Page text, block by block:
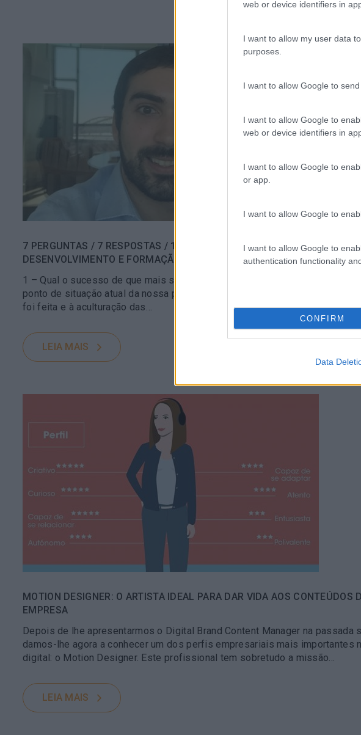
web or device identifiers in
I want to allow my user data
purposes.
I want to allow Google to
I want to allow Google to
web or device identifiers in
I want to allow Google to
or app.
I want to allow Google to
I want to allow Google to
authentication functionality
CONFIRM
Data
7 PERGUNTAS / 7 RESPOSTAS / 1 SELFIE: ENTREVISTA A ANDRÉ
DESENVOLVIMENTO E FORMAÇÃO DO BNP PARIBAS PERSONAL FINANCE
1 – Qual o sucesso de que mais se orgulha de ter implementado na
ponto de situação atual da nossa plataforma de formação, devido à
foi feita e à aculturação das…
LEIA MAIS
MOTION DESIGNER: O ARTISTA IDEAL PARA DAR VIDA AOS CONTEÚDOS
EMPRESA
Depois de lhe apresentarmos o Digital Brand Content Manager na passada
damos-lhe agora a conhecer um dos perfis empresariais mais importantes
digital: o Motion Designer. Este profissional tem sobretudo a missão…
LEIA MAIS